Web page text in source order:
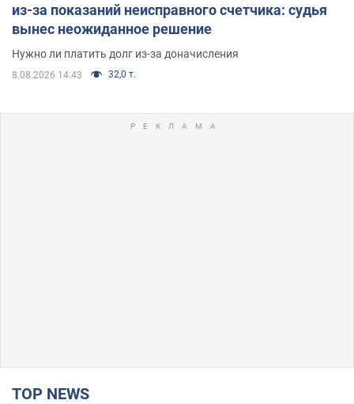
из-за показаний неисправного счетчика: судья
вынес неожиданное решение
Нужно ли платить долг из-за доначисления
8.08.2026 14:43 32,0 т.
TOP NEWS